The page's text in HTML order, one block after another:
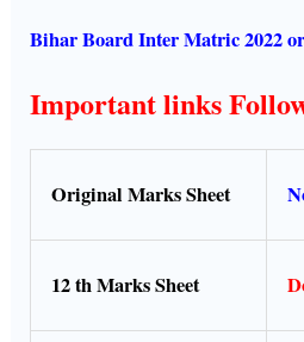
Bihar Board Inter Matric 2022
Important links
Original Marks Sheet
12 th Marks Sheet